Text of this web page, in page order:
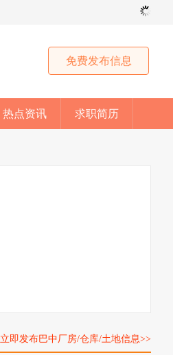
免费发布信息
热点资讯 求职简历
立即发布巴中厂房/仓库/土地信息>>